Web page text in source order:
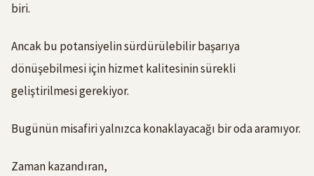
biri.
Ancak bu potansiyelin sürdürülebilir başarıya
dönüşebilmesi için hizmet kalitesinin sürekli
geliştirilmesi gerekiyor.
Bugünün misafiri yalnızca konaklayacağı bir oda aramıyor.
Zaman kazandıran,